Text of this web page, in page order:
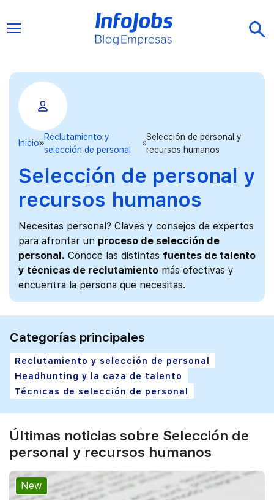
Inicio
Reclutamiento y
selección de personal
Selección de personal y
recursos humanos
Selección de personal y
recursos humanos
Necesitas personal? Claves y consejos de expertos
para afrontar un proceso de selección de
personal. Conoce las distintas fuentes de talento
y técnicas de reclutamiento más efectivas y
encuentra la persona que necesitas.
Categorías principales
Reclutamiento y selección de personal
Headhunting y la caza de talento
Técnicas de selección de personal
Últimas noticias sobre Selección de
personal y recursos humanos
New